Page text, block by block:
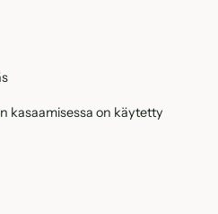
kasaamisessa on käytetty